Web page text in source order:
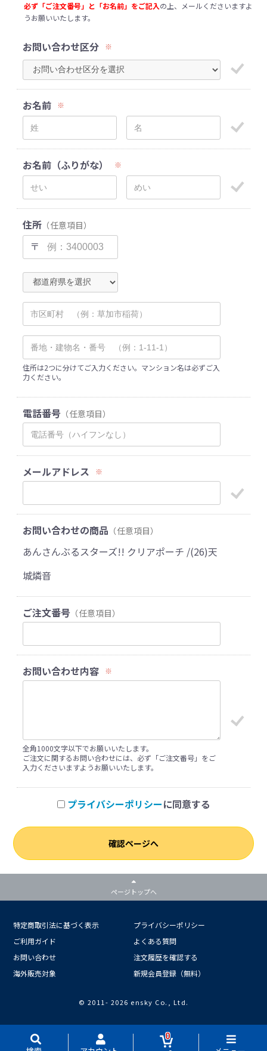
必ず「ご注文番号」と「お名前」をご記入の上、メールくださいますよ
うお願いいたします。
お問い合わせ区分 ※
お名前 ※
お名前（ふりがな） ※
住所 （任意項目）
〒
住所は2つに分けてご入力ください。マンション名は必ずご入
力ください。
電話番号 （任意項目）
メールアドレス ※
お問い合わせの商品 （任意項目）
あんさんぶるスターズ!! クリアポーチ /(26)天
城燐音
ご注文番号 （任意項目）
お問い合わせ内容 ※
全角1000文字以下でお願いいたします。
ご注文に関するお問い合わせには、必ず「ご注文番号」をご
入力くださいますようお願いいたします。
プライバシーポリシーに同意する
確認ページへ
0
ページトップへ
特定商取引法に基づく表示
プライバシーポリシー
ご利用ガイド
よくある質問
お問い合わせ
注文履歴を確認する
海外販売対象
新規会員登録（無料）
© 2011- 2026 ensky Co., Ltd.